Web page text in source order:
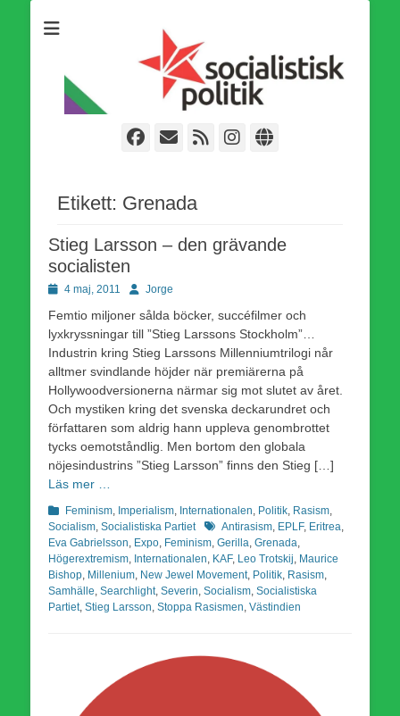
världsomfattande socialistiska Fjärde Internationalen och en viktig
tillgång i kampen för en socialistisk framtid!
Facebook
E-
Webbflöde
Instagram
Webbplats
Etikett: Grenada
Stieg Larsson – den grävande
socialisten
Publicerad
4 maj, 2011 Författare
Jorge
Femtio miljoner sålda böcker, succéfilmer och
lyxkryssningar till ”Stieg Larssons Stockholm”…
Industrin kring Stieg Larssons Millenniumtrilogi når
alltmer svindlande höjder när premiärerna på
Hollywoodversionerna närmar sig mot slutet av året.
Och mystiken kring det svenska deckarundret och
författaren som aldrig hann uppleva genombrottet
tycks oemotståndlig. Men bortom den globala
nöjesindustrins ”Stieg Larsson” finns den Stieg […]
Läs mer …
Kategorier
Feminism Imperialism Internationalen Politik Rasism
Socialism Socialistiska Partiet Etiketter
Antirasism EPLF, Eritrea
Eva Gabrielsson Expo Feminism Gerilla Grenada
Högerextremism Internationalen KAF, Leo Trotskij Maurice
Bishop Millenium New Jewel Movement, Politik Rasism
Samhälle Searchlight, Severin Socialism Socialistiska
Partiet, Stieg Larsson Stoppa Rasismen Västindien